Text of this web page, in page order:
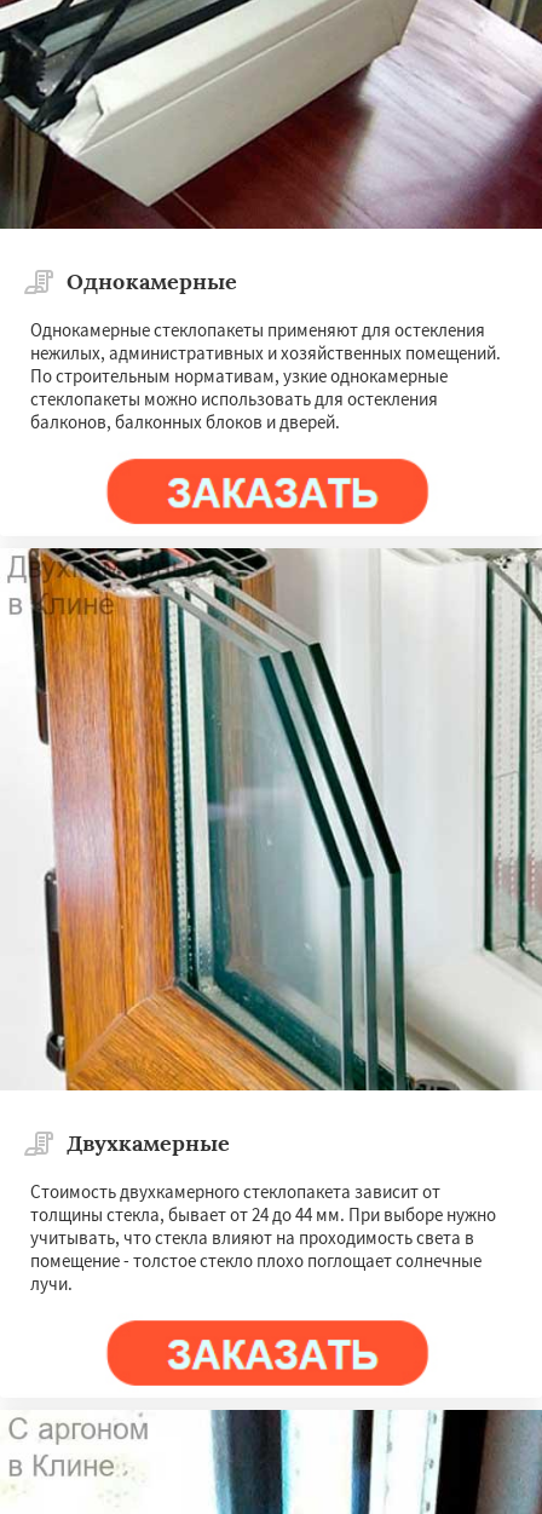
Однокамерные
Однокамерные стеклопакеты применяют для остекления
нежилых, административных и хозяйственных помещений.
По строительным нормативам, узкие однокамерные
стеклопакеты можно использовать для остекления
балконов, балконных блоков и дверей.
Двухкамерные
Стоимость двухкамерного стеклопакета зависит от
толщины стекла, бывает от 24 до 44 мм. При выборе нужно
учитывать, что стекла влияют на проходимость света в
помещение - толстое стекло плохо поглощает солнечные
лучи.